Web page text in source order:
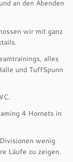
an den Abenden
wir mit ganz
alles
und TuffSpunn
4 Hornets in
wenig
Läufe zu zeigen.